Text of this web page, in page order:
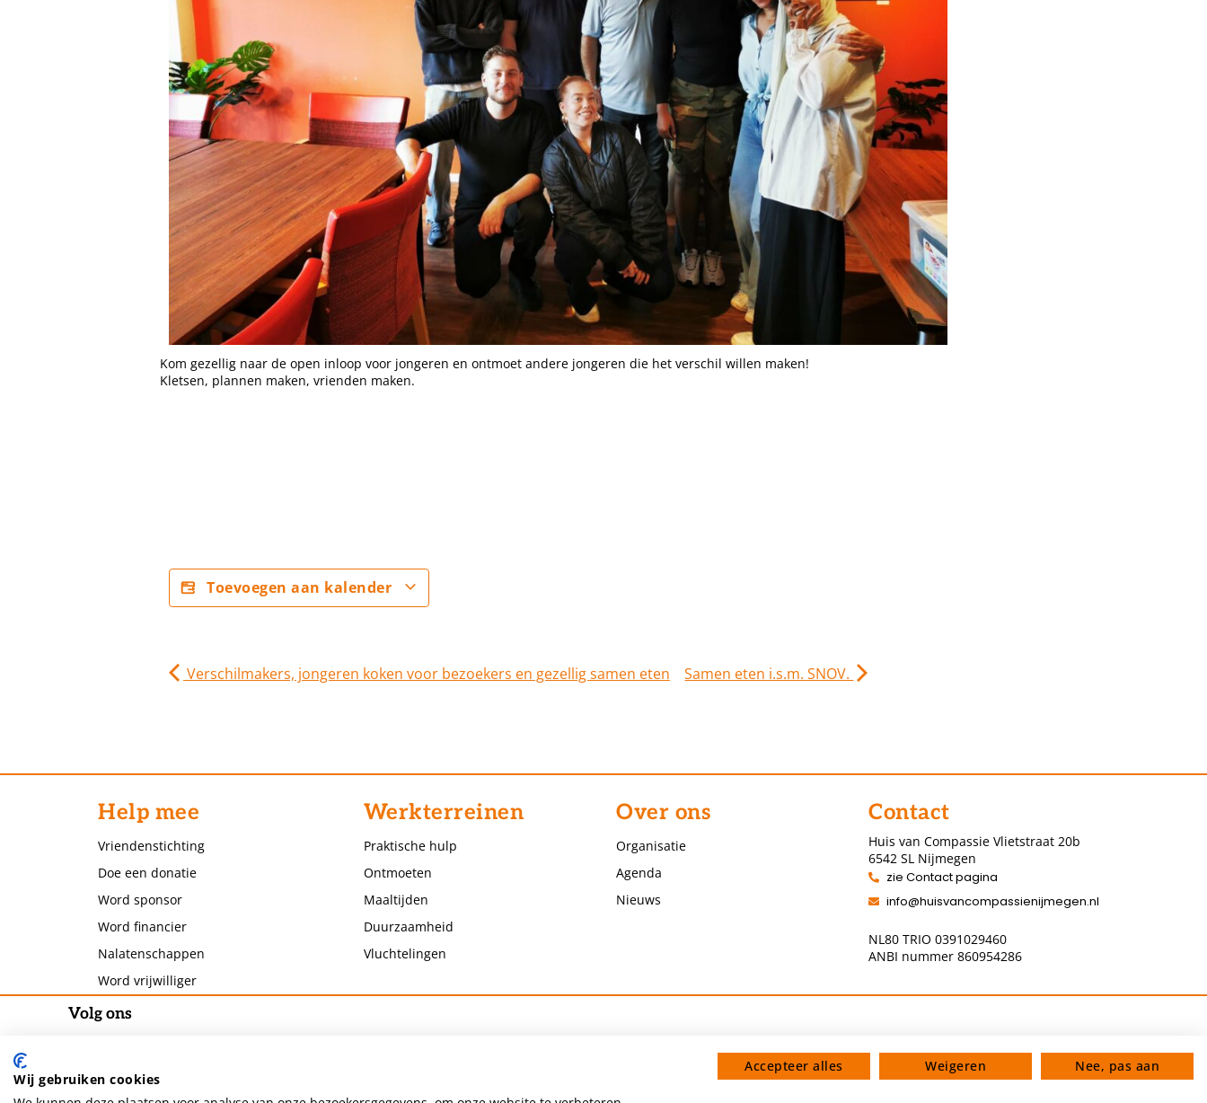
Kom gezellig naar de open inloop voor jongeren en ontmoet andere jongeren die het verschil willen maken!
Kletsen, plannen maken, vrienden maken.
Toevoegen aan kalender
Verschilmakers, jongeren koken voor bezoekers en gezellig samen eten Samen eten i.s.m. SNOV.
Help mee
Vriendenstichting
Doe een donatie
Word sponsor
Word financier
Nalatenschappen
Word vrijwilliger
Werkterreinen
Praktische hulp
Ontmoeten
Maaltijden
Duurzaamheid
Vluchtelingen
Over ons
Organisatie
Agenda
Nieuws
Contact
Huis van Compassie Vlietstraat 20b
6542 SL Nijmegen
zie Contact pagina
info@huisvancompassienijmegen.nl
NL80 TRIO 0391029460
ANBI nummer 860954286
Volg ons
Wij gebruiken cookies
Accepteer alles Weigeren Nee, pas aan